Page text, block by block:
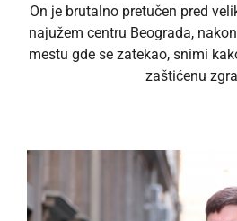
On je brutalno pretučen pred
najužem centru Beograda,
mestu gde se zatekao, snimi
zaštićenu